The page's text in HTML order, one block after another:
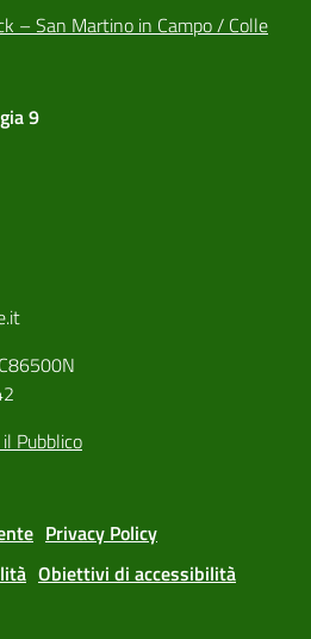
– San Martino in Campo / Colle
9
Pubblico
Privacy Policy
Obiettivi di accessibilità